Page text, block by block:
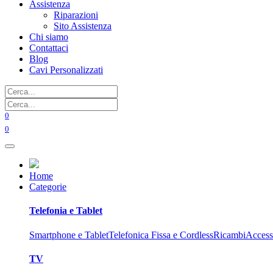
Assistenza
Riparazioni
Sito Assistenza
Chi siamo
Contattaci
Blog
Cavi Personalizzati
0
0
Home
Categorie
Telefonia e Tablet
Smartphone e TabletTelefonica Fissa e CordlessRicambi
TV